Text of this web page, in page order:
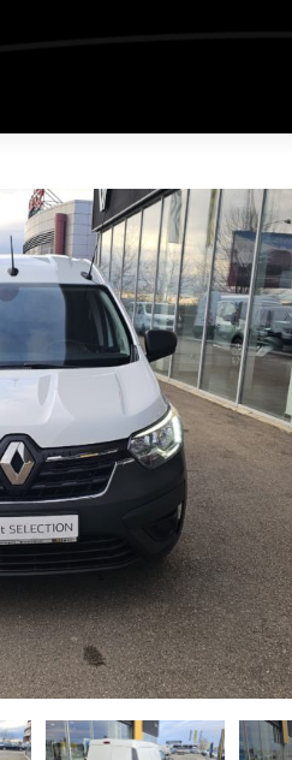
contact
sunt obligatorii
sunt trimise automat.
de una similara.